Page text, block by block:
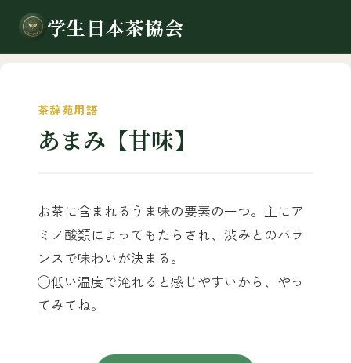
学生日本茶協会
茶辞苑用語
あまみ【甘味】
お茶に含まれるうま味の要素の一つ。主にア
ミノ酸類によってもたらされ、渋みとのバラ
ンスで味わいが決まる。
◯低い温度で淹れると感じやすいから、やっ
てみてね。